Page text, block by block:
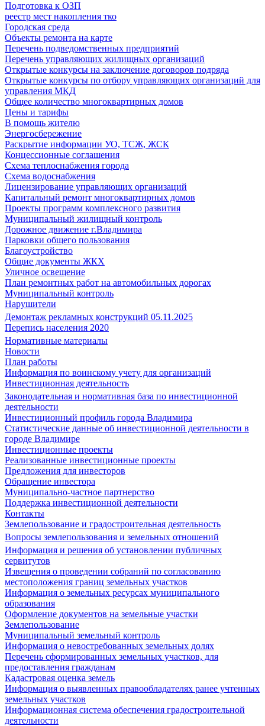
Подготовка к ОЗП
реестр мест накопления тко
Городская среда
Объекты ремонта на карте
Перечень подведомственных предприятий
Перечень управляющих жилищных организаций
Открытые конкурсы на заключение договоров подряда
Открытые конкурсы по отбору управляющих организаций для
управления МКД
Общее количество многоквартирных домов
Цены и тарифы
В помощь жителю
Энергосбережение
Раскрытие информации УО, ТСЖ, ЖСК
Концессионные соглашения
Схема теплоснабжения города
Схема водоснабжения
Лицензирование управляющих организаций
Капитальный ремонт многоквартирных домов
Проекты программ комплексного развития
Муниципальный жилищный контроль
Дорожное движение г.Владимира
Парковки общего пользования
Благоустройство
Общие документы ЖКХ
Уличное освещение
План ремонтных работ на автомобильных дорогах
Муниципальный контроль
Нарушители
Демонтаж рекламных конструкций 05.11.2025
Перепись населения 2020
Нормативные материалы
Новости
План работы
Информация по воинскому учету для организаций
Инвестиционная деятельность
Законодательная и нормативная база по инвестиционной
деятельности
Инвестиционный профиль города Владимира
Статистические данные об инвестиционной деятельности в
городе Владимире
Инвестиционные проекты
Реализованные инвестиционные проекты
Предложения для инвесторов
Обращение инвестора
Муниципально-частное партнерство
Поддержка инвестиционной деятельности
Контакты
Землепользование и градостроительная деятельность
Вопросы землепользования и земельных отношений
Информация и решения об установлении публичных
сервитутов
Извещения о проведении собраний по согласованию
местоположения границ земельных участков
Информация о земельных ресурсах муниципального
образования
Оформление документов на земельные участки
Землепользование
Муниципальный земельный контроль
Информация о невостребованных земельных долях
Перечень сформированных земельных участков, для
предоставления гражданам
Кадастровая оценка земель
Информация о выявленных правообладателях ранее учтенных
земельных участков
Информационная система обеспечения градостроительной
деятельности